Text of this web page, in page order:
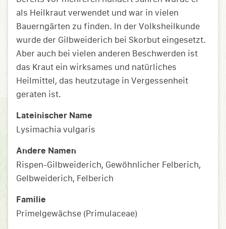
als Heilkraut verwendet und war in vielen
Bauerngärten zu finden. In der Volksheilkunde
wurde der Gilbweiderich bei Skorbut eingesetzt.
Aber auch bei vielen anderen Beschwerden ist
das Kraut ein wirksames und natürliches
Heilmittel, das heutzutage in Vergessenheit
geraten ist.
Lateinischer Name
Lysimachia vulgaris
Andere Namen
Rispen-Gilbweiderich, Gewöhnlicher Felberich,
Gelbweiderich, Felberich
Familie
Primelgewächse (Primulaceae)